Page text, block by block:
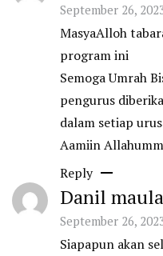
September 26,
MasyaAlloh
program ini
Semoga Umrah
pengurus
dalam setiap
Aamiin
Reply
Danil
September 26,
Siapapun akan